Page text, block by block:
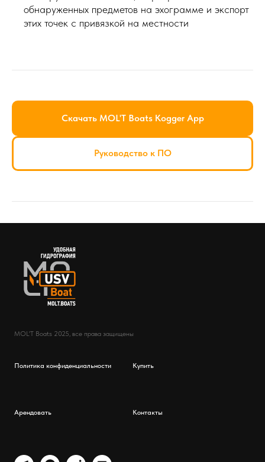
обнаруженных предметов на эхограмме и экспорт
этих точек с привязкой на местности
Скачать MOL'T Boats Kogger App
Руководство к ПО
MOL'T Boats 2025, все права защищены
Политика конфиденциальности Купить
Арендовать Контакты